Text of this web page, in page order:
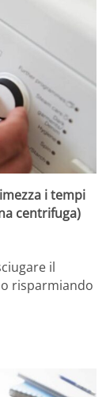
i tempi
centrifuga)
il
risparmiando